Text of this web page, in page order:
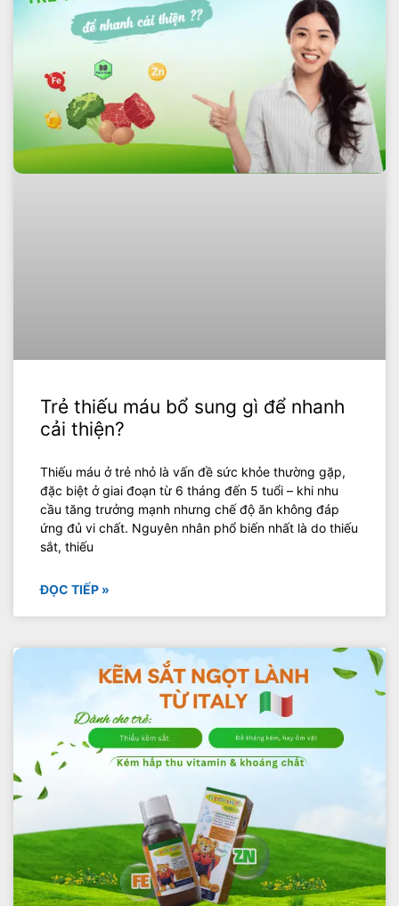
Trẻ thiếu máu bổ sung gì để nhanh
cải thiện?
Thiếu máu ở trẻ nhỏ là vấn đề sức khỏe thường gặp,
đặc biệt ở giai đoạn từ 6 tháng đến 5 tuổi – khi nhu
cầu tăng trưởng mạnh nhưng chế độ ăn không đáp
ứng đủ vi chất. Nguyên nhân phổ biến nhất là do thiếu
sắt, thiếu
ĐỌC TIẾP »